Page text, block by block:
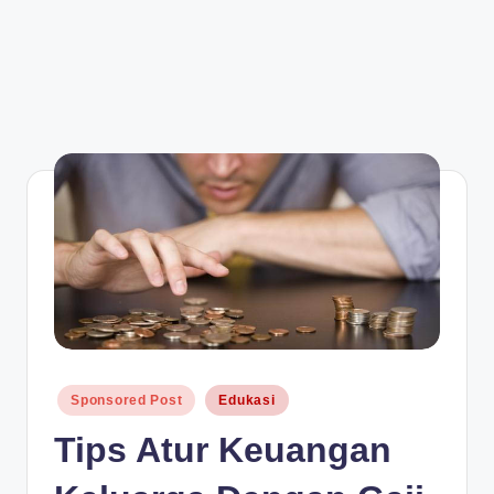
Posted
in
Sponsored Post Edukasi
Tips Atur Keuangan